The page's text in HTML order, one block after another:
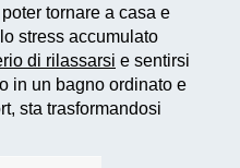
tornare a casa e
stress accumulato
di rilassarsi e sentirsi
in un bagno ordinato e
sta trasformandosi